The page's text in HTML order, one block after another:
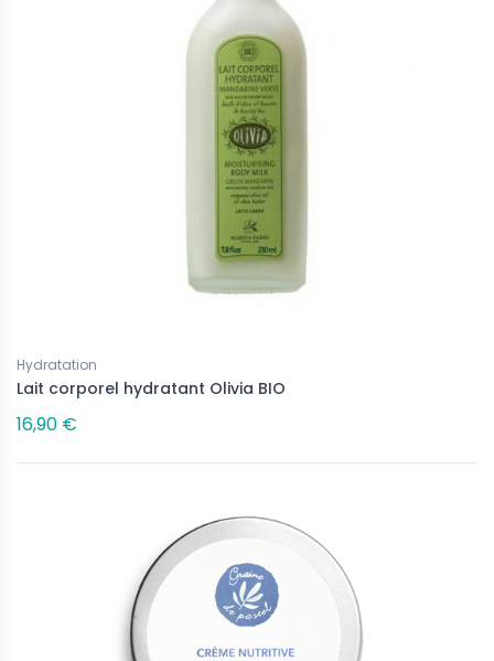
Hydratation
Lait corporel hydratant Olivia BIO
16,90 €